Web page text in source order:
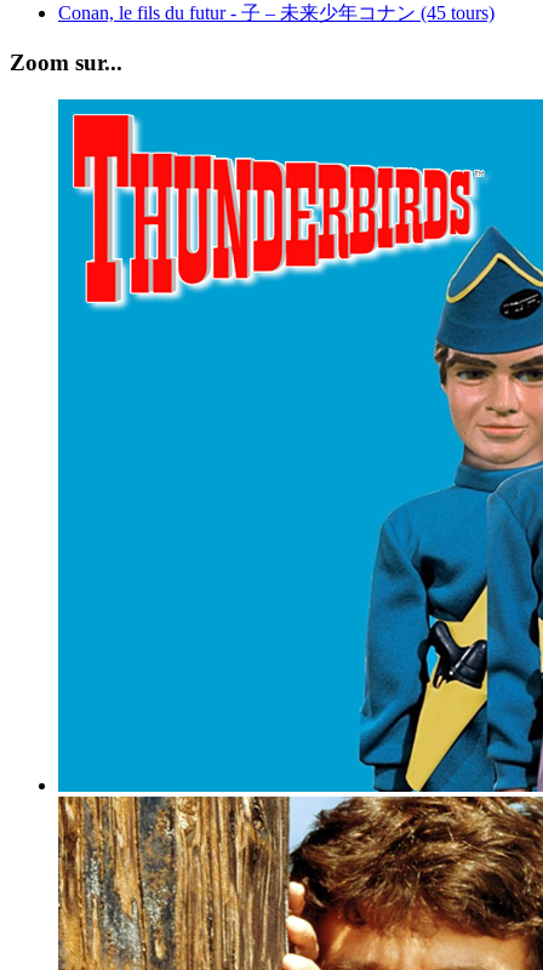
Conan, le fils du futur - 子 – 未来少年コナン (45 tours)
Zoom sur...